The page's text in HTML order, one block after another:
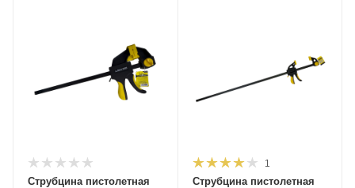
Струбцина пистолетная
1
Струбцина пистолетная